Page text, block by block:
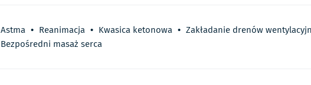
Astma • Reanimacja • Kwasica ketonowa • Zakładanie drenów
Bezpośredni masaż serca